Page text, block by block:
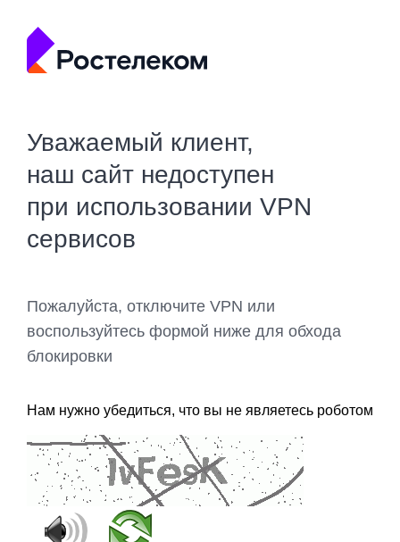
Уважаемый клиент,
наш сайт недоступен
при использовании VPN
сервисов
Пожалуйста, отключите VPN или
воспользуйтесь формой ниже для обхода
блокировки
Нам нужно убедиться, что вы не являетесь роботом